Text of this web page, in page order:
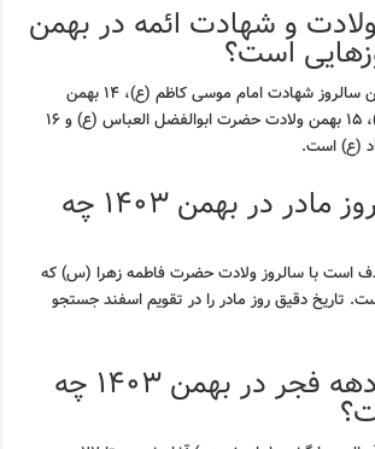
و شهادت ائمه در بهمن
در بهمن ۱۴۰۳، ۷ بهمن سالروز شهادت امام موسی کاظم (ع)، ۱۴ بهمن
ولادت امام حسین (ع)، ۱۵ بهمن ولادت حضرت ابوالفضل العباس (ع) و ۱۶
(ع) است.
تاریخ دقیق روز مادر در بهمن ۱۴۰۳ چه
است با سالروز ولادت حضرت فاطمه زهرا (س) که
ماه ۱۴۰۳ نیست. تاریخ دقیق روز مادر را در تقویم اسفند جستجو
تاریخ دقیق دهه فجر در بهمن ۱۴۰۳ چه